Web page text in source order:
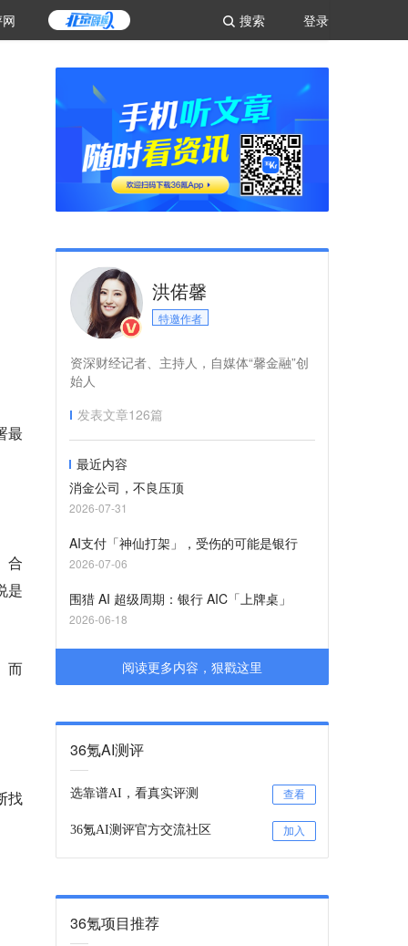
登录
搜索
最
合
是
而
找
洪偌馨
特邀作者
资深财经记者、主持人，自媒体“馨金融”创
始人
发表文章126篇
最近内容
消金公司，不良压顶
2026-07-31
AI支付「神仙打架」，受伤的可能是银行
2026-07-06
围猎 AI 超级周期：银行 AIC「上牌桌」
2026-06-18
阅读更多内容，狠戳这里
36氪AI测评
选靠谱AI，看真实评测 查看
36氪AI测评官方交流社区 加入
36氪项目推荐